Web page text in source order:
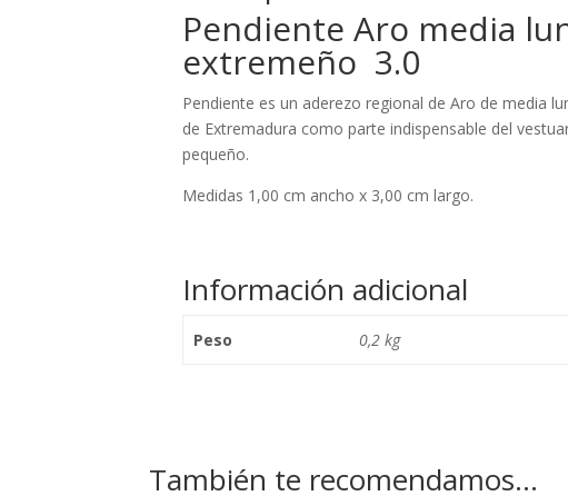
Pendiente Aro media
extremeño 3.0
Pendiente es un aderezo regional de Aro de media
de Extremadura como parte indispensable del
pequeño.
Medidas 1,00 cm ancho x 3,00 cm largo.
Información adicional
Peso 0,2 kg
También te recomendamos…